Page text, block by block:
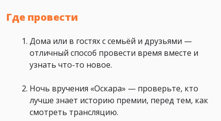
Где провести
Дома или в гостях с семьёй и друзьями —
отличный способ провести время вместе и
узнать что-то новое.
Ночь вручения «Оскара» — проверьте, кто
лучше знает историю премии, перед тем, как
смотреть трансляцию.